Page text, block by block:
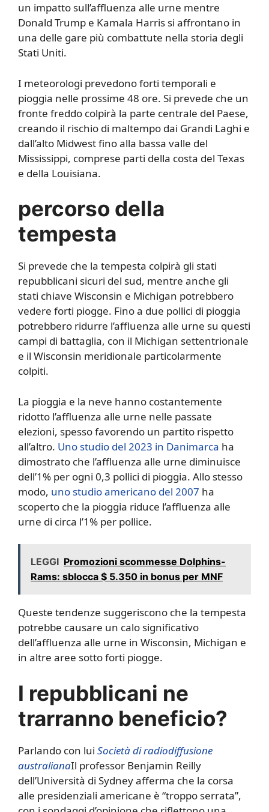
un impatto sull’affluenza alle urne mentre
Donald Trump e Kamala Harris si affrontano in
una delle gare più combattute nella storia degli
Stati Uniti.
I meteorologi prevedono forti temporali e
pioggia nelle prossime 48 ore. Si prevede che un
fronte freddo colpirà la parte centrale del Paese,
creando il rischio di maltempo dai Grandi Laghi e
dall’alto Midwest fino alla bassa valle del
Mississippi, comprese parti della costa del Texas
e della Louisiana.
percorso della
tempesta
Si prevede che la tempesta colpirà gli stati
repubblicani sicuri del sud, mentre anche gli
stati chiave Wisconsin e Michigan potrebbero
vedere forti piogge. Fino a due pollici di pioggia
potrebbero ridurre l’affluenza alle urne su questi
campi di battaglia, con il Michigan settentrionale
e il Wisconsin meridionale particolarmente
colpiti.
La pioggia e la neve hanno costantemente
ridotto l’affluenza alle urne nelle passate
elezioni, spesso favorendo un partito rispetto
all’altro. Uno studio del 2023 in Danimarca ha
dimostrato che l’affluenza alle urne diminuisce
dell’1% per ogni 0,3 pollici di pioggia. Allo stesso
modo, uno studio americano del 2007 ha
scoperto che la pioggia riduce l’affluenza alle
urne di circa l’1% per pollice.
LEGGI Promozioni scommesse Dolphins-
Rams: sblocca $ 5.350 in bonus per MNF
Queste tendenze suggeriscono che la tempesta
potrebbe causare un calo significativo
dell’affluenza alle urne in Wisconsin, Michigan e
in altre aree sotto forti piogge.
I repubblicani ne
trarranno beneficio?
Parlando con lui Società di radiodiffusione
australianaIl professor Benjamin Reilly
dell’Università di Sydney afferma che la corsa
alle presidenziali americane è “troppo serrata”,